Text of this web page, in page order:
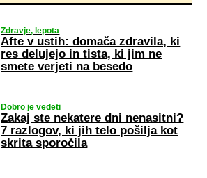
Zdravje, lepota
Afte v ustih: domača zdravila, ki
res delujejo in tista, ki jim ne
smete verjeti na besedo
Dobro je vedeti
Zakaj ste nekatere dni nenasitni?
7 razlogov, ki jih telo pošilja kot
skrita sporočila